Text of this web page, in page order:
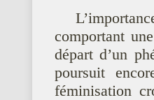
comportant
départ d’un
poursuit
féminisation